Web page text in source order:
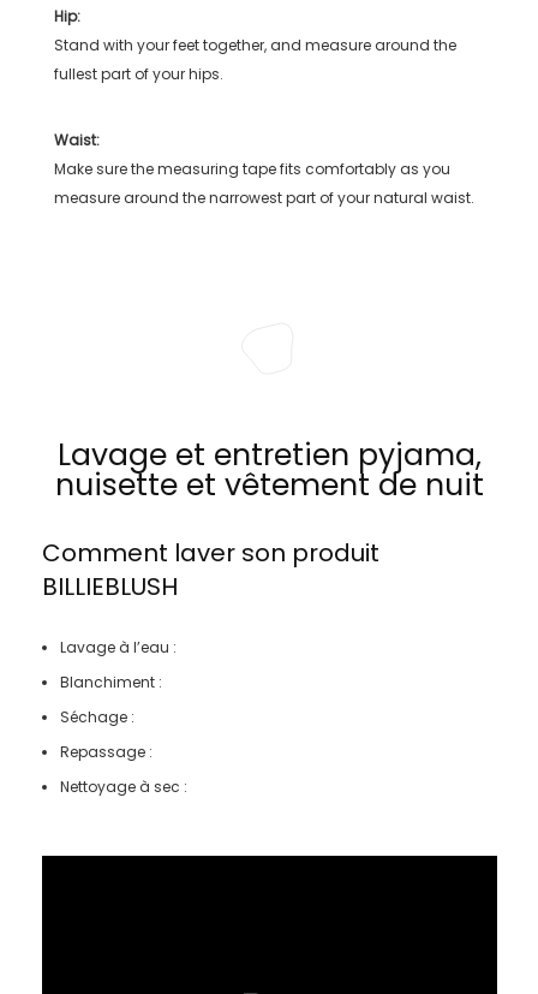
Hip:
Stand with your feet together, and measure around the
fullest part of your hips.
Waist:
Make sure the measuring tape fits comfortably as you
measure around the narrowest part of your natural waist.
Lavage et entretien pyjama,
nuisette et vêtement de nuit
Comment laver son produit
BILLIEBLUSH
Lavage à l’eau :
Blanchiment :
Séchage :
Repassage :
Nettoyage à sec :